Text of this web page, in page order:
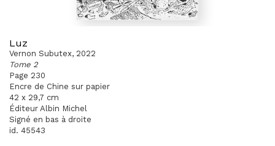
Luz
Vernon Subutex, 2022
Tome 2
Page 230
Encre de Chine sur papier
42 x 29,7 cm
Éditeur Albin Michel
Signé en bas à droite
id. 45543